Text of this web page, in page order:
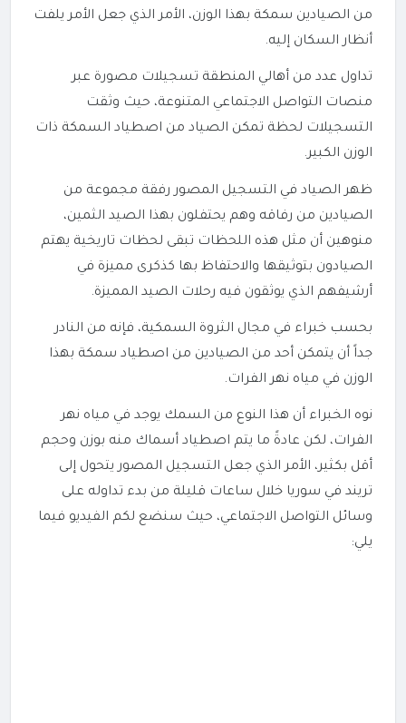
من الصيادين سمكة بهذا الوزن، الأمر الذي جعل الأمر يلفت
أنظار السكان إليه.
تداول عدد من أهالي المنطقة تسجيلات مصورة عبر
منصات التواصل الاجتماعي المتنوعة، حيث وثقت
التسجيلات لحظة تمكن الصياد من اصطياد السمكة ذات
الوزن الكبير.
ظهر الصياد في التسجيل المصور رفقة مجموعة من
الصيادين من رفاقه وهم يحتفلون بهذا الصيد الثمين،
منوهين أن مثل هذه اللحظات تبقى لحظات تاريخية يهتم
الصيادون بتوثيقها والاحتفاظ بها كذكرى مميزة في
أرشيفهم الذي يوثقون فيه رحلات الصيد المميزة.
بحسب خبراء في مجال الثروة السمكية، فإنه من النادر
جداً أن يتمكن أحد من الصيادين من اصطياد سمكة بهذا
الوزن في مياه نهر الفرات.
نوه الخبراء أن هذا النوع من السمك يوجد في مياه نهر
الفرات، لكن عادةً ما يتم اصطياد أسماك منه بوزن وحجم
أقل بكثير، الأمر الذي جعل التسجيل المصور يتحول إلى
تريند في سوريا خلال ساعات قليلة من بدء تداوله على
وسائل التواصل الاجتماعي، حيث سنضع لكم الفيديو فيما
يلي: